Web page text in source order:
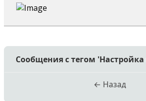
Сообщения с тегом
← Назад